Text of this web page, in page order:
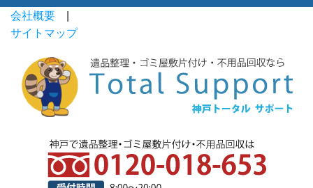
会社概要
サイトマップ